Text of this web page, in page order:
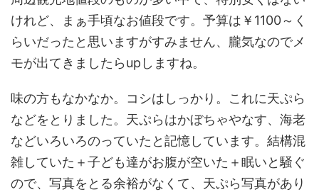
けれど、まぁ手頃なお値段です。予算は￥1100～く
らいだったと思いますがすみません、朧気なのでメ
モが出てきましたらupしますね。
味の方もなかなか。コシはしっかり。これに天ぷら
などをとりました。天ぷらはかぼちゃやなす、海老
などいろいろのっていたと記憶しています。結構混
雑していた＋子ども達がお腹が空いた＋眠いと騒ぐ
ので、写真をとる余裕がなくて、天ぷら写真があり